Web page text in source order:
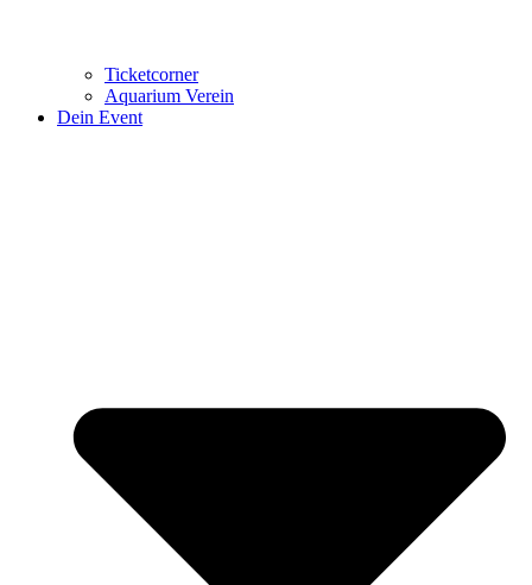
Ticketcorner
Aquarium Verein
Dein Event